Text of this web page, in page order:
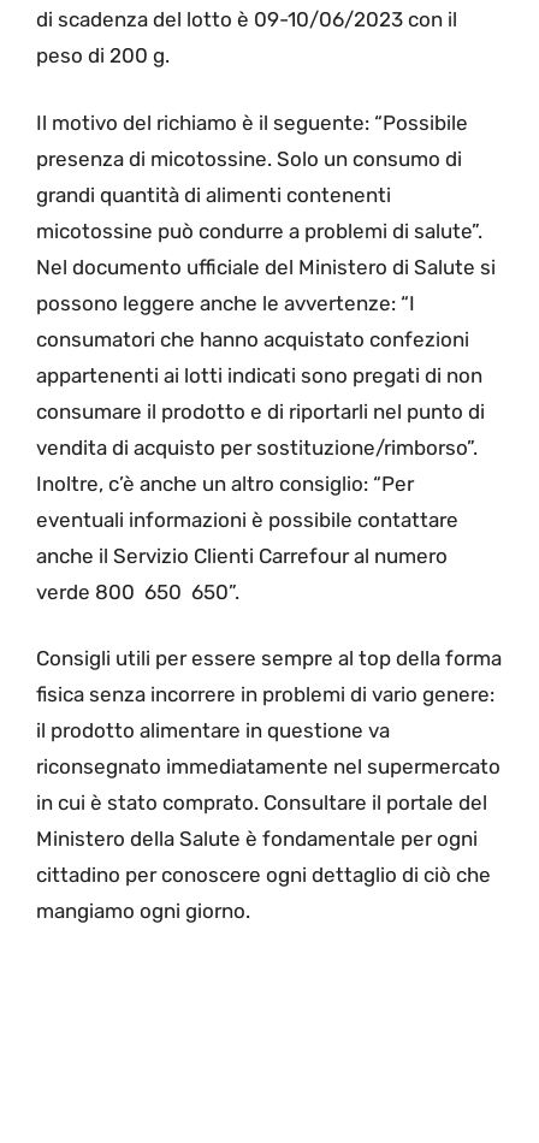
di scadenza del lotto è 09-10/06/2023 con il
peso di 200 g.
Il motivo del richiamo è il seguente: “Possibile
presenza di micotossine. Solo un consumo di
grandi quantità di alimenti contenenti
micotossine può condurre a problemi di salute”.
Nel documento ufficiale del Ministero di Salute si
possono leggere anche le avvertenze: “I
consumatori che hanno acquistato confezioni
appartenenti ai lotti indicati sono pregati di non
consumare il prodotto e di riportarli nel punto di
vendita di acquisto per sostituzione/rimborso”.
Inoltre, c’è anche un altro consiglio: “Per
eventuali informazioni è possibile contattare
anche il Servizio Clienti Carrefour al numero
verde 800 650 650”.
Consigli utili per essere sempre al top della forma
fisica senza incorrere in problemi di vario genere:
il prodotto alimentare in questione va
riconsegnato immediatamente nel supermercato
in cui è stato comprato. Consultare il portale del
Ministero della Salute è fondamentale per ogni
cittadino per conoscere ogni dettaglio di ciò che
mangiamo ogni giorno.